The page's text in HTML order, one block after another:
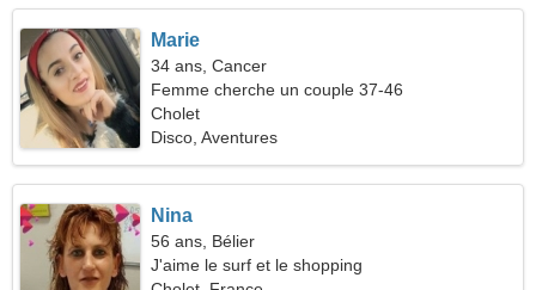
Marie
34 ans, Cancer
Femme cherche un couple 37-46
Cholet
Disco, Aventures
Nina
56 ans, Bélier
J'aime le surf et le shopping